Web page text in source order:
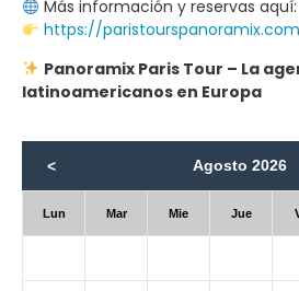
Más información y reservas aquí:
https://
Panoramix Paris Tour – La
latinoamericanos en Europa